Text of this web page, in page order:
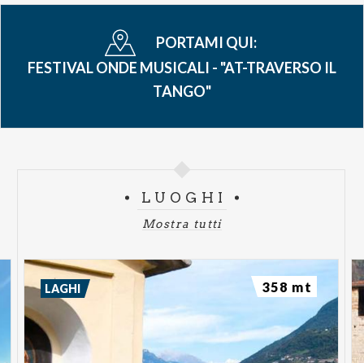
PORTAMI QUI:
FESTIVAL ONDE MUSICALI - "AT-TRAVERSO IL
TANGO"
LUOGHI
Mostra tutti
LAGHI 358 mt